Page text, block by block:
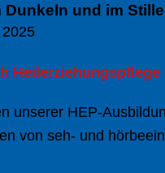
Dunkeln und im
Heilerziehungspflege
unserer HEP-
von seh- und